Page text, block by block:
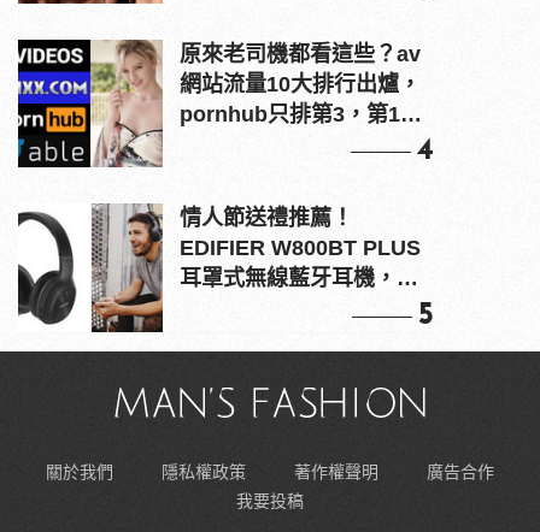
原來老司機都看這些？av
網站流量10大排行出爐，
pornhub只排第3，第1名
4
情人節送禮推薦！
EDIFIER W800BT PLUS
耳罩式無線藍牙耳機，在
5
關於我們 隱私權政策 著作權聲明
廣告合作
我要投稿